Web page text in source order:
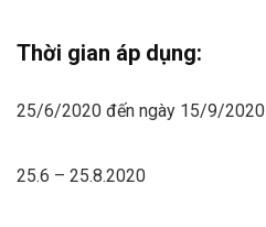
Thời gian áp dụng:
25/6/2020 đến ngày 15/9/2020
25.6 – 25.8.2020